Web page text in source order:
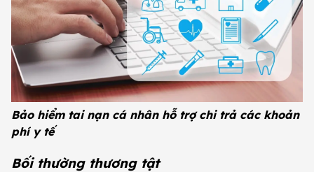
Bảo hiểm tai nạn cá nhân hỗ trợ chi trả các khoản
phí y tế
Bối thường thương tật